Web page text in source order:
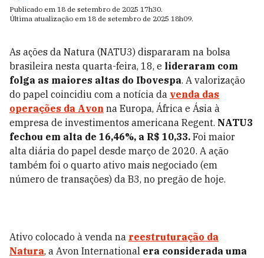
Publicado em 18 de setembro de 2025 17h30.
Última atualização em 18 de setembro de 2025 18h09.
As ações da Natura (NATU3) dispararam na bolsa
brasileira nesta quarta-feira, 18, e lideraram com
folga as maiores altas do Ibovespa. A valorização
do papel coincidiu com a notícia da venda das
operações da Avon na Europa, África e Ásia à
empresa de investimentos americana Regent. NATU3
fechou em alta de 16,46%, a R$ 10,33. Foi maior
alta diária do papel desde março de 2020. A ação
também foi o quarto ativo mais negociado (em
número de transações) da B3, no pregão de hoje.
Ativo colocado à venda na reestruturação da
Natura, a Avon International era considerada uma